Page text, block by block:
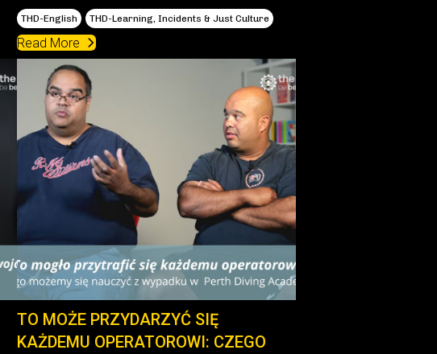
THD-English THD-Learning, Incidents & Just Culture
Read More
TO MOŻE PRZYDARZYĆ SIĘ
KAŻDEMU OPERATOROWI: CZEGO